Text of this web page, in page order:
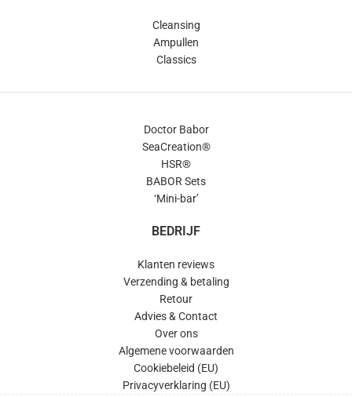
Cleansing
Ampullen
Classics
Doctor Babor
SeaCreation®
HSR®
BABOR Sets
‘Mini-bar’
BEDRIJF
Klanten reviews
Verzending & betaling
Retour
Advies & Contact
Over ons
Algemene voorwaarden
Cookiebeleid (EU)
Privacyverklaring (EU)